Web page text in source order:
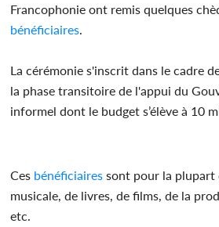
Francophonie ont remis quelques
bénéficiaires
La cérémonie s'inscrit dans le cadre
la phase transitoire de l'appui du
informel dont le budget s’élève à 10
Ces bénéficiaires sont pour la plupart
musicale, de livres, de films, de la
etc.